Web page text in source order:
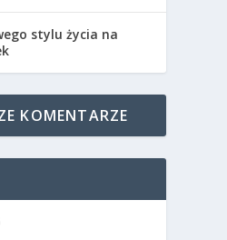
stylu życia na
KOMENTARZE